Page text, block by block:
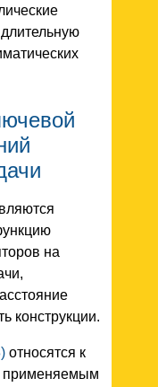
на
конструкции.
относятся к
применяемым